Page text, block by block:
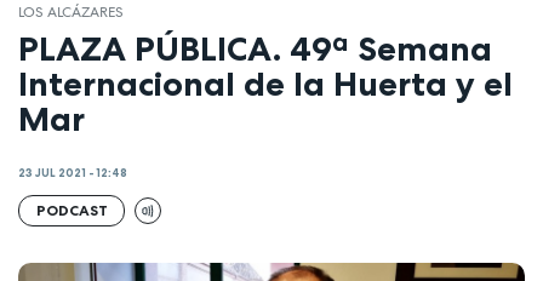
LOS ALCÁZARES
PLAZA PÚBLICA. 49ª Semana
Internacional de la Huerta y el
Mar
23 JUL 2021 - 12:48
PODCAST